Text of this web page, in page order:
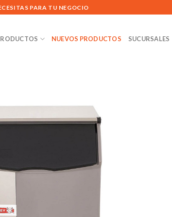
PARA TU NEGOCIO
NUEVOS PRODUCTOS SUCURSALES